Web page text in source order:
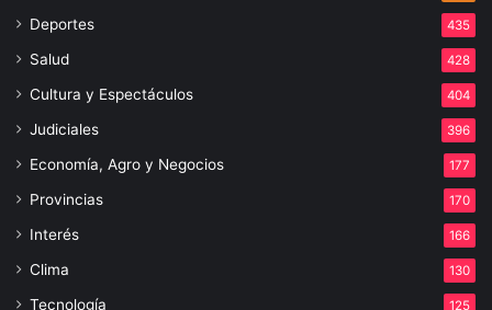
Deportes 435
Salud 428
Cultura y Espectáculos 404
Judiciales 396
Economía, Agro y Negocios 177
Provincias 170
Interés 166
Clima 130
Tecnología 125